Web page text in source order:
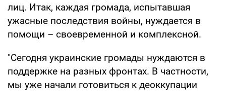
лиц. Итак, каждая громада, испытавшая
ужасные последствия войны, нуждается в
помощи – своевременной и комплексной.
"Сегодня украинские громады нуждаются в
поддержке на разных фронтах. В частности,
мы уже начали готовиться к деоккупации